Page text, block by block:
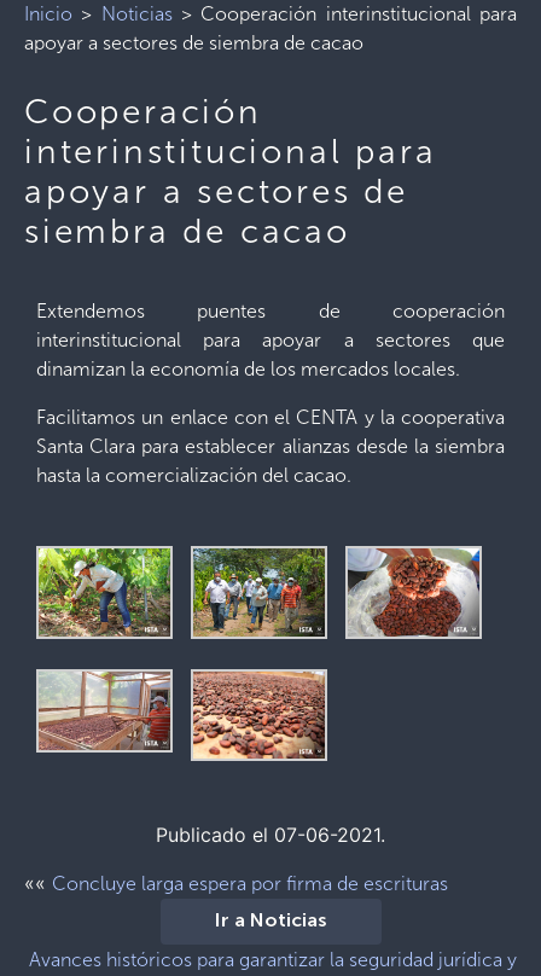
Inicio > Noticias> Cooperación interinstitucional para
apoyar a sectores de siembra de cacao
Cooperación
interinstitucional para
apoyar a sectores de
siembra de cacao
Extendemos puentes de cooperación
interinstitucional para apoyar a sectores que
dinamizan la economía de los mercados locales.
Facilitamos un enlace con el CENTA y la cooperativa
Santa Clara para establecer alianzas desde la siembra
hasta la comercialización del cacao.
Publicado el 07-06-2021.
«« Concluye larga espera por firma de escrituras
Ir a Noticias
Avances históricos para garantizar la seguridad jurídica y